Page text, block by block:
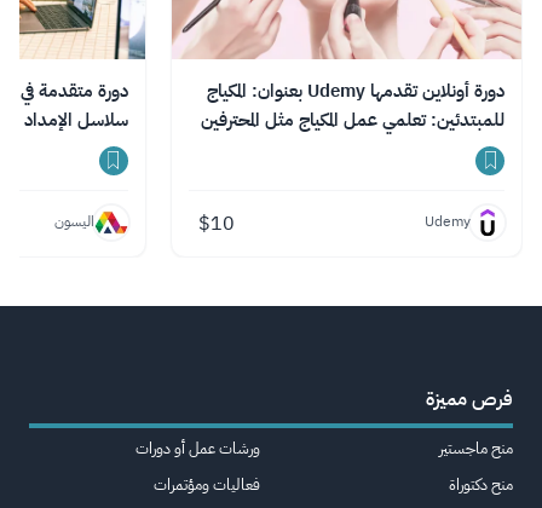
دورة أونلاين تقدمها Udemy بعنوان: المكياج
للمبتدئين: تعلمي عمل المكياج مثل المحترفين
Udemy
$10
دورة متقدمة في
سلاسل الإمداد
اليسون
فرص مميزة
منح ماجستير
منح دكتوراة
ورشات عمل أو دورات
فعاليات ومؤتمرات